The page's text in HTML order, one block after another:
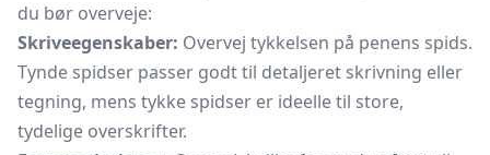
du bør overveje:
Skriveegenskaber: Overvej tykkelsen på penens spids.
Tynde spidser passer godt til detaljeret skrivning eller
tegning, mens tykke spidser er ideelle til store,
tydelige overskrifter.